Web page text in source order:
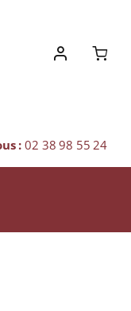
:02 38 98 55 24